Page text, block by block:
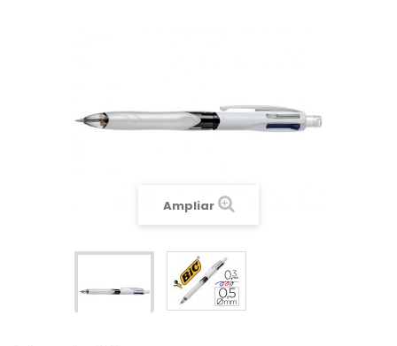
Ampliar